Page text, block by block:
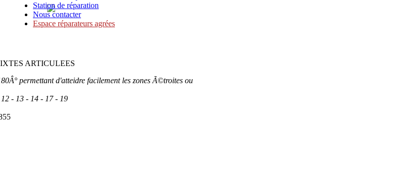
Station de réparation
Nous contacter
Espace réparateurs agrées
ARTICULEES
permettant d'atteidre facilement les zones Ã©troites ou
- 13 - 14 - 17 - 19